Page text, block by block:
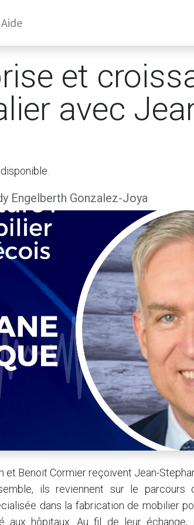
Aide
et
avec
Engelberth Gonzalez-Joya
et Benoit Cormier reçoivent Jean-
ils reviennent sur le parcours
dans la fabrication de mobilier
aux hôpitaux. Au fil de leur échange,